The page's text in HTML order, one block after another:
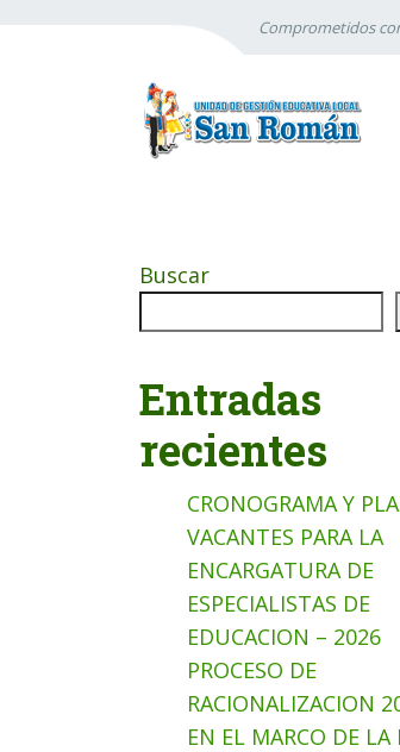
Comprometidos
Buscar
Entradas
recientes
CRONOGRAMA Y
VACANTES PARA LA
ENCARGATURA DE
ESPECIALISTAS DE
EDUCACION – 2026
PROCESO DE
RACIONALIZACION
EN EL MARCO DE LA